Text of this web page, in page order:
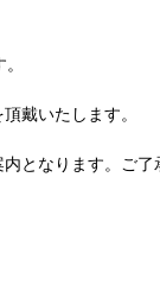
戴いたします。
となります。ご了